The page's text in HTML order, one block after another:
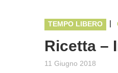
TEMPO LIBERO |
Ricetta –
11 Giugno 2018